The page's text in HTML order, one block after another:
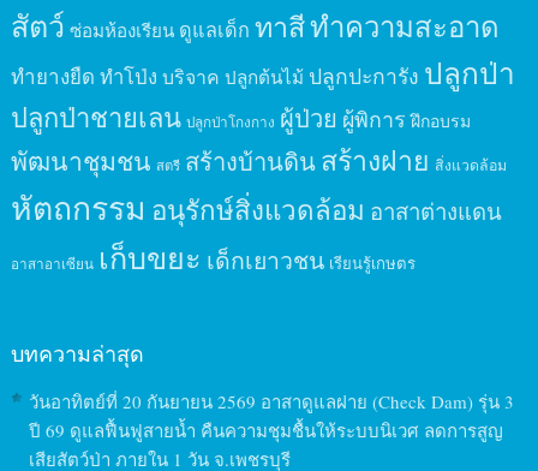
สัตว์ ซ่อมห้องเรียน ดูแลเด็ก ทาสีทำความสะอาด
ทำยางยืด ทำโป่ง บริจาค ปลูกต้นไม้ ปลูกปะการัง ปลูกป่า
ปลูกป่าชายเลน ปลูกป่าโกงกาง ผู้ป่วย ผู้พิการ ฝึกอบรม
พัฒนาชุมชน สตรี สร้างบ้านดินสร้างฝาย สิ่งแวดล้อม
หัตถกรรม อนุรักษ์สิ่งแวดล้อม อาสาต่างแดน
อาสาอาเซียน เก็บขยะ เด็กเยาวชน เรียนรู้เกษตร
บทความล่าสุด
วันอาทิตย์ที่ 20 กันยายน 2569 อาสาดูแลฝาย (Check Dam) รุ่น 3
ปี 69 ดูแลฟื้นฟูสายน้ำ คืนความชุมชื้นให้ระบบนิเวศ ลดการสูญ
เสียสัตว์ป่า ภายใน 1 วัน จ.เพชรบุรี